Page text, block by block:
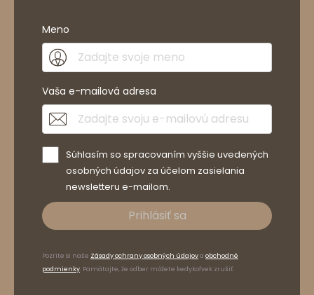
Meno
Vaša e-mailová adresa
Súhlasím so spracovaním vyššie uvedených
osobných údajov za účelom zasielania
newsletteru e-mailom.
Prihlásiť sa
Pozrite si naše Zásady ochrany osobných údajova obchodné
podmienky. Pamätajte, že odber môžete kedykoľvek zrušiť.